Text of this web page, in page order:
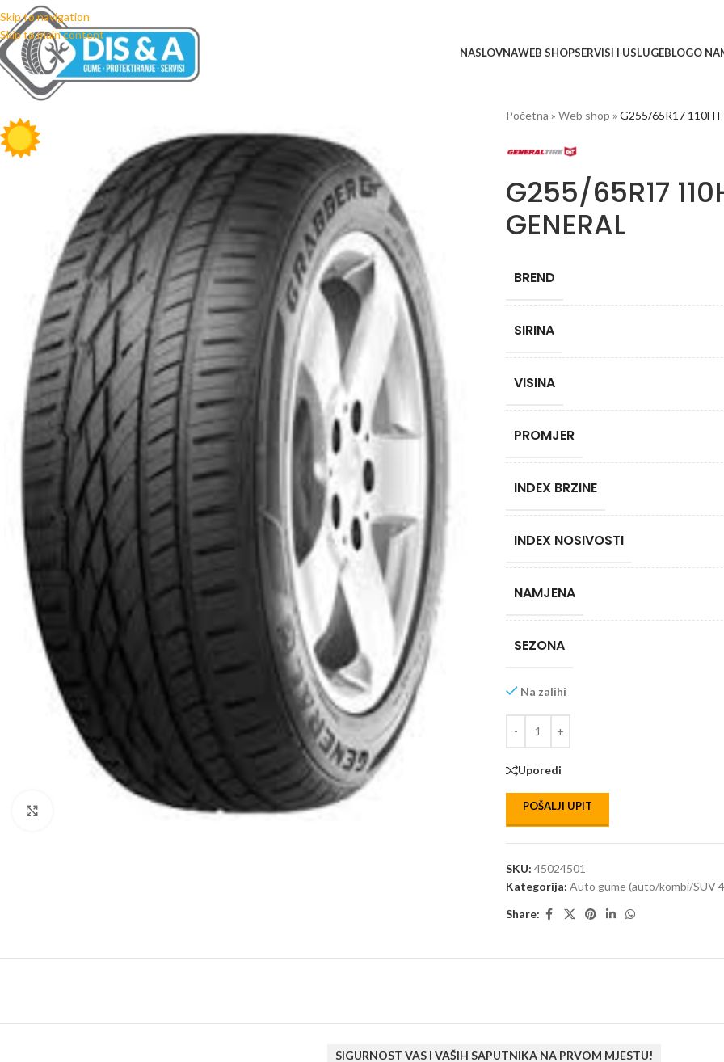
Skip to navigation
Skip to main content
NASLOVNAWEB SHOPSERVISI I USLUGEBLOGO
Početna » Web shop » G255/65R17 110H
G255/65R17
GENERAL
BREND
SIRINA
VISINA
PROMJER
INDEX BRZINE
INDEX NOSIVOSTI
NAMJENA
SEZONA
Na zalihi
Uporedi
POŠALJI UPIT
SKU: 45024501
Kategorija: Auto gume (auto/kombi/SUV
Share:
SIGURNOST VAS I VAŠIH SAPUTNIKA NA PRVOM MJESTU!